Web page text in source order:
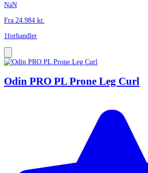
NaN
Fra 24.984 kr.
1forhandler
Odin PRO PL Prone Leg Curl